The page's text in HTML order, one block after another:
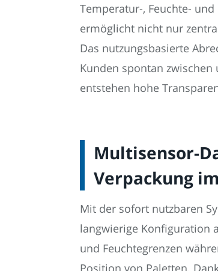
Temperatur-, Feuchte-
ermöglicht nicht nur
Das nutzungsbasierte
Kunden spontan
entstehen hohe
Multisensor-
Verpackung
Mit der sofort nutzbaren
langwierige Konfiguration
und Feuchtegrenzen
Position von Paletten.